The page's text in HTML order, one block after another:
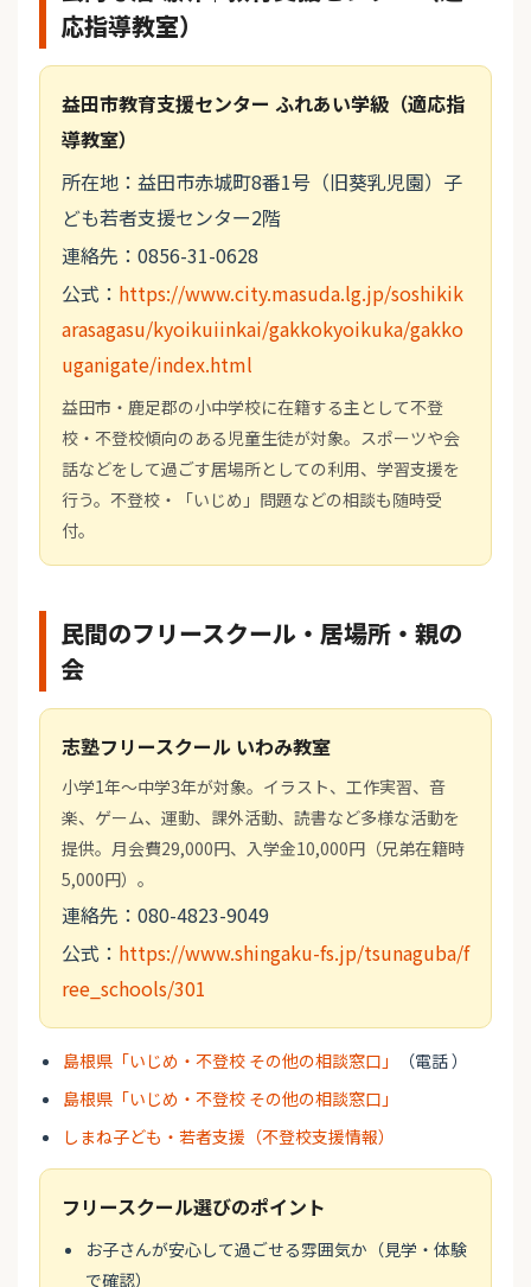
応指導教室）
益田市教育支援センター ふれあい学級（適応指
導教室）
所在地：益田市赤城町8番1号（旧葵乳児園）子
ども若者支援センター2階
連絡先：0856-31-0628
公式： https://www.city.masuda.lg.jp/soshikik
arasagasu/kyoikuiinkai/gakkokyoikuka/gakko
uganigate/index.html
益田市・鹿足郡の小中学校に在籍する主として不登
校・不登校傾向のある児童生徒が対象。スポーツや会
話などをして過ごす居場所としての利用、学習支援を
行う。不登校・「いじめ」問題などの相談も随時受
付。
民間のフリースクール・居場所・親の
会
志塾フリースクール いわみ教室
小学1年〜中学3年が対象。イラスト、工作実習、音
楽、ゲーム、運動、課外活動、読書など多様な活動を
提供。月会費29,000円、入学金10,000円（兄弟在籍時
5,000円）。
連絡先：080-4823-9049
公式： https://www.shingaku-fs.jp/tsunaguba/f
ree_schools/301
島根県「いじめ・不登校 その他の相談窓口」
（電話 ）
島根県「いじめ・不登校 その他の相談窓口」
しまね子ども・若者支援（不登校支援情報）
フリースクール選びのポイント
お子さんが安心して過ごせる雰囲気か（見学・体験
で確認）